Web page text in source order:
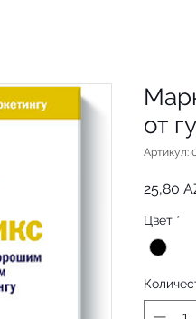
от
Артикул:
25,80
Цвет *